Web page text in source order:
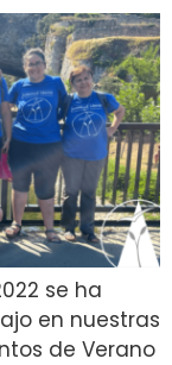
se ha
en nuestras
de Verano